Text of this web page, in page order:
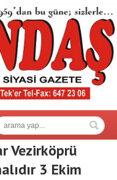
Vezirköprü
3 Ekim